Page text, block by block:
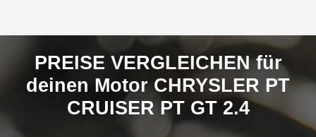
PREISE VERGLEICHEN für
deinen Motor CHRYSLER PT
CRUISER PT GT 2.4